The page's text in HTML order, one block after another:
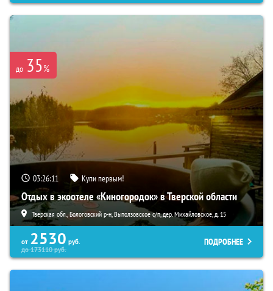
до 35%
03:26:10 Купи первым!
Отдых в экоотеле «Киногородок» в Тверской области
Тверская обл., Бологовский р-н, Выползовское с/п, дер. Михайловское, д. 15
от 2530 руб.
до173110руб.
ПОДРОБНЕЕ